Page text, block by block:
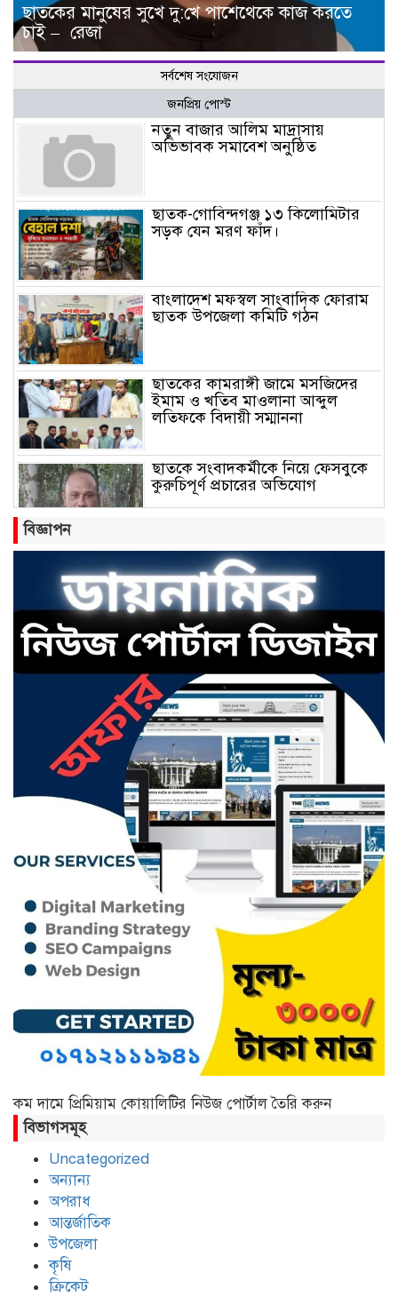
ছাতকের মানুষের সুখে দু:খে পাশেথেকে কাজ করতে
চাই – রেজা
সর্বশেষ সংযোজন
জনপ্রিয় পোস্ট
নতুন বাজার আলিম মাদ্রাসায়
অভিভাবক সমাবেশ অনুষ্ঠিত
ছাতক-গোবিন্দগঞ্জ ১৩ কিলোমিটার
সড়ক যেন মরণ ফাঁদ।
বাংলাদেশ মফস্বল সাংবাদিক ফোরাম
ছাতক উপজেলা কমিটি গঠন
ছাতকের কামরাঙ্গী জামে মসজিদের
ইমাম ও খতিব মাওলানা আব্দুল
লতিফকে বিদায়ী সম্মাননা
ছাতকে সংবাদকর্মীকে নিয়ে ফেসবুকে
কুরুচিপূর্ণ প্রচারের অভিযোগ
বাংলাবাজার সামারুন্নেছা উচ্চ বিদ্যালয়
ও কলেজের অ্যাডহক কমিটি সভাপতি
হলেন মোঃ আব্দুল জলিল।
পরিকল্পিত হত্যার অভিযোগ তুলে
সংবাদ সম্মেলন
ছাতকে ৫৩ কোটি ৭১ লাখ টাকার
পৌর বাজেট ঘোষণা
হাজী কমর আলী উচ্চ বিদ্যালয় ও
কলেজের এডহক কমিটির সভাপতি
গোলাম মাহমুদ আজম
ছাতক উপজেলা প্রেসক্লাবে লেখক
মাওলানা শামীম আহমদের মতবিনিময়
বিজ্ঞাপন
কম দামে প্রিমিয়াম কোয়ালিটির নিউজ পোর্টাল তৈরি করুন
বিভাগসমূহ
Uncategorized
অন্যান্য
অপরাধ
আন্তর্জাতিক
উপজেলা
কৃষি
ক্রিকেট